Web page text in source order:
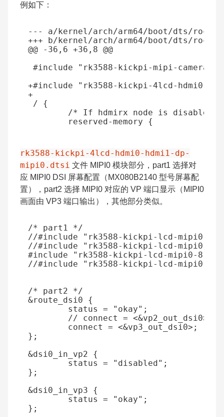
例如下：
--- a/kernel/arch/arm64/boot/dts/
+++ b/kernel/arch/arm64/boot/dts/
@@ -36,6 +36,8 @@
+#include "rk3588-kickpi-4lcd-hdmi0-
+
rk3588-kickpi-4lcd-hdmi0-hdmi1-dp-
mipi0.dtsi 文件 MIPI0 模块部分，part1 选择对
应 MIPI0 DSI 屏幕配置（MX080B2140 型号屏幕配
置），part2 选择 MIPI0 对应的 VP 端口显示（MIPI0
画面由 VP3 端口输出），其他部分类似。
/* part1 */
//#include "rk3588-kickpi-lcd-mipi0-
//#include "rk3588-kickpi-lcd-mipi0-10.1-
#include
"rk3588-kickpi-lcd-mipi0-8-800-
//#include "rk3588-kickpi-lcd-mipi0-5-
/* part2 */
&route_dsi0
{
status
= "okay" ;
// connect = <&vp2_out_dsi0>;
connect
= <&vp3_out_dsi0> ;
};
&dsi0_in_vp2
{
status
= "disabled" ;
};
&dsi0_in_vp3
{
status
= "okay" ;
};